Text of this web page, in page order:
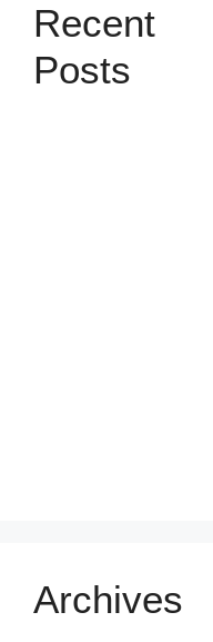
Recent
Posts
Archives